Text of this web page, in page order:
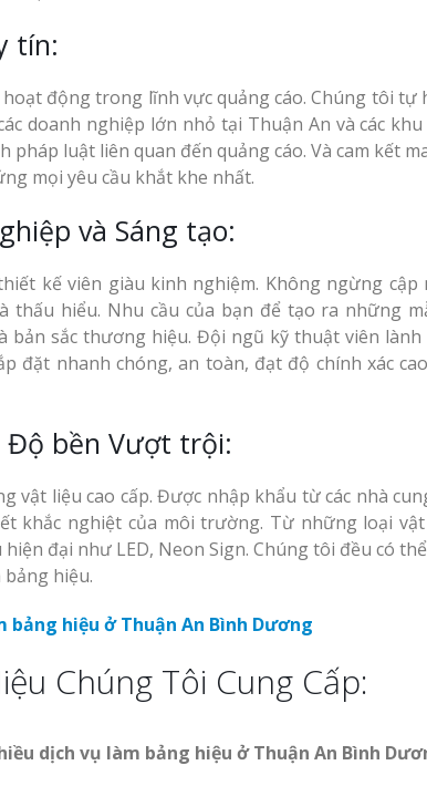
tín:
động trong lĩnh vực quảng cáo. Chúng tôi tự
doanh nghiệp lớn nhỏ tại Thuận An và các
pháp luật liên quan đến quảng cáo. Và cam kết
mọi yêu cầu khắt khe nhất.
và Sáng tạo:
kế viên giàu kinh nghiệm. Không ngừng
thấu hiểu. Nhu cầu của bạn để tạo ra những
bản sắc thương hiệu. Đội ngũ kỹ thuật viên
đặt nhanh chóng, an toàn, đạt độ chính xác
Độ bền Vượt trội:
vật liệu cao cấp. Được nhập khẩu từ các nhà
khắc nghiệt của môi trường. Từ những loại
đại như LED, Neon Sign. Chúng tôi đều có
hiệu.
Chúng Tôi Cung Cấp:
dịch vụ làm bảng hiệu ở Thuận An Bình
cà
Nghệ An
Làm Biển Hiệu Tại
Đàn Uy Tín Giá Xưởng
Làm Biển Quảng Cáo
Top 10 Mẫu Bảng
Hiệu Shop Quần Áo
Làm Bảng Hiệu Nhà
Mỏng Nghệ An Thu
Mẫu biển
phê bằng
Mẫu biển
vintage ấn
Làm biển
Binh đẹp giá rẻ
handmade